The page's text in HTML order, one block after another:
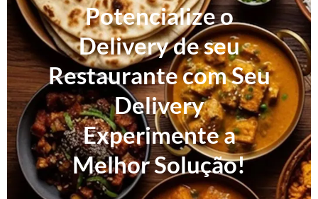
Potencialize o
Delivery de seu
Restaurante com Seu
Delivery
Experimente a
Melhor Solução!